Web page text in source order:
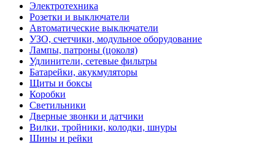
Электротехника
Розетки и выключатели
Автоматические выключатели
УЗО, счетчики, модульное оборудование
Лампы, патроны (цоколя)
Удлинители, сетевые фильтры
Батарейки, акукмуляторы
Щиты и боксы
Коробки
Светильники
Дверные звонки и датчики
Вилки, тройники, колодки, шнуры
Шины и рейки